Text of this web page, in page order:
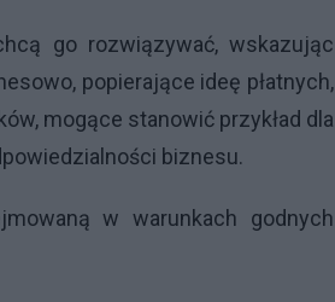
go rozwiązywać, wskazując
popierające ideę płatnych,
mogące stanowić przykład dla
biznesu.
w warunkach godnych